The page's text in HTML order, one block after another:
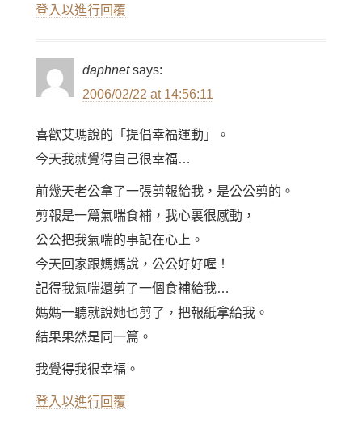
登入以進行回覆
daphnet says:
2006/02/22 at 14:56:11
喜歡艾瑪說的「提倡幸福運動」。
今天我就覺得自己很幸福…
前幾天老公拿了一張剪報給我，是公公剪的。
剪報是一篇氣喘食補，我心裏很感動，
公公把我氣喘的事記在心上。
今天回家跟媽媽說，公公好好喔！
記得我氣喘還剪了一個食補給我…
媽媽一聽就說她也剪了，把報紙拿給我。
結果果然是同一篇。
我覺得我很幸福。
登入以進行回覆